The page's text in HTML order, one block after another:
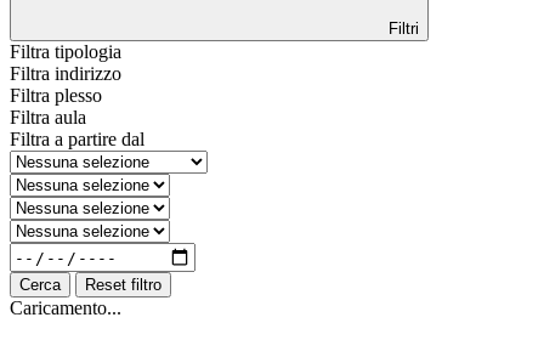
Filtri
Filtra tipologia
Filtra indirizzo
Filtra plesso
Filtra aula
Filtra a partire dal
Cerca Reset filtro
Caricamento...